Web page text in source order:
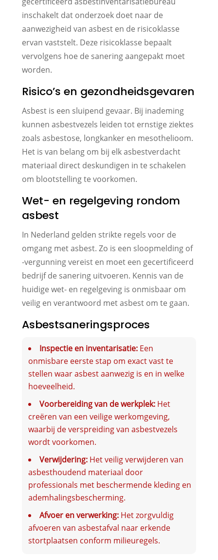
inschakelt dat onderzoek doet naar de
aanwezigheid van asbest en de risicoklasse
ervan vaststelt. Deze risicoklasse bepaalt
vervolgens hoe de sanering aangepakt moet
worden.
Risico’s en gezondheidsgevaren
Asbest is een sluipend gevaar. Bij inademing
kunnen asbestvezels leiden tot ernstige ziektes
zoals asbestose, longkanker en mesothelioom.
Het is van belang om bij elk asbestverdacht
materiaal direct deskundigen in te schakelen
om blootstelling te voorkomen.
Wet- en regelgeving rondom
asbest
In Nederland gelden strikte regels voor de
omgang met asbest. Zo is een sloopmelding of
-vergunning vereist en moet een gecertificeerd
bedrijf de sanering uitvoeren. Kennis van de
huidige wet- en regelgeving is onmisbaar om
veilig en verantwoord met asbest om te gaan.
Asbestsaneringsproces
Inspectie en inventarisatie:Een
onmisbare eerste stap om exact vast te
stellen waar asbest aanwezig is en in welke
hoeveelheid.
Voorbereiding van de werkplek:Het
creëren van een veilige werkomgeving,
waarbij de verspreiding van asbestvezels
wordt voorkomen.
Verwijdering:Het veilig verwijderen van
asbesthoudend materiaal door
professionals met beschermende kleding en
ademhalingsbescherming.
Afvoer en verwerking:Het zorgvuldig
afvoeren van asbestafval naar erkende
stortplaatsen conform milieuregels.